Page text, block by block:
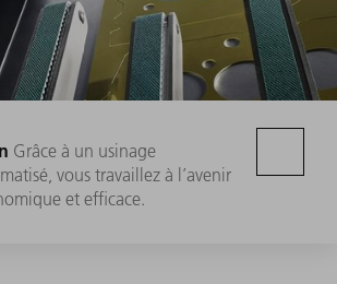
Grâce à un usinage
vous travaillez à l’avenir
et efficace.